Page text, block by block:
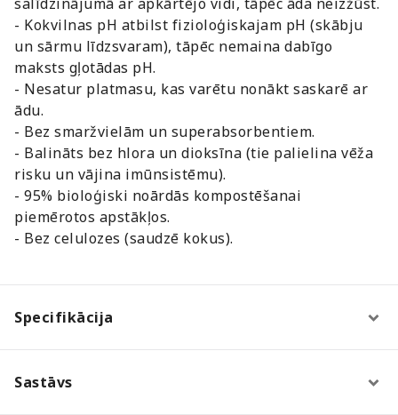
- Kokvilnas pH atbilst fizioloģiskajam pH (skābju
un sārmu līdzsvaram), tāpēc nemaina dabīgo
maksts gļotādas pH.
- Nesatur platmasu, kas varētu nonākt saskarē ar
ādu.
- Bez smaržvielām un superabsorbentiem.
- Balināts bez hlora un dioksīna (tie palielina vēža
risku un vājina imūnsistēmu).
- 95% bioloģiski noārdās kompostēšanai
piemērotos apstākļos.
- Bez celulozes (saudzē kokus).
Specifikācija
Sastāvs